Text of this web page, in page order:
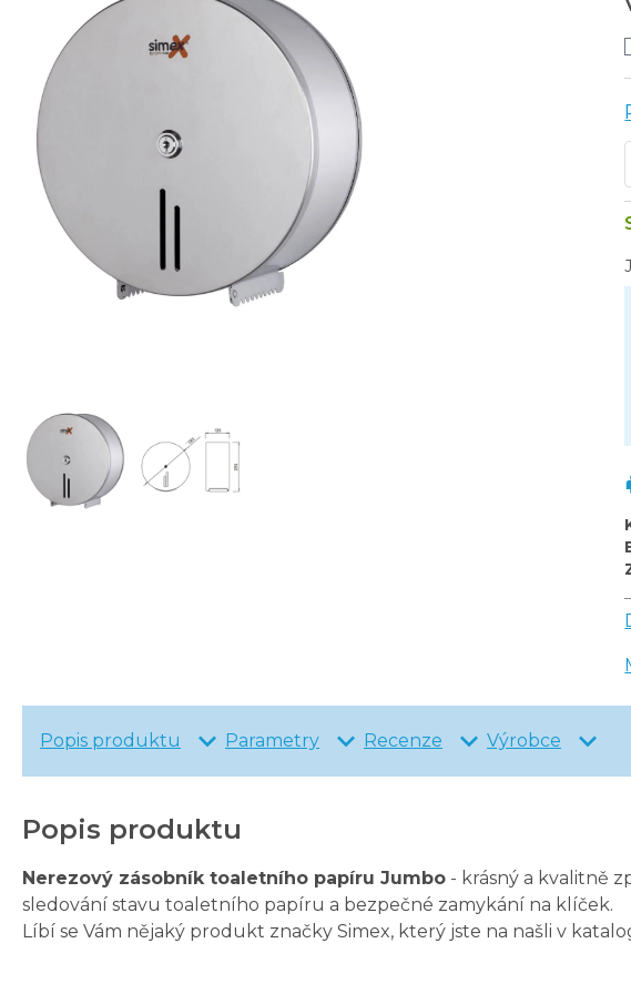
Popis produktu Parametry Recenze Výrobce
Popis produktu
Nerezový zásobník toaletního papíru Jumbo - krásný a kvalitně
sledování stavu toaletního papíru a bezpečné zamykání na klíček.
Líbí se Vám nějaký produkt značky Simex, který jste na našli v